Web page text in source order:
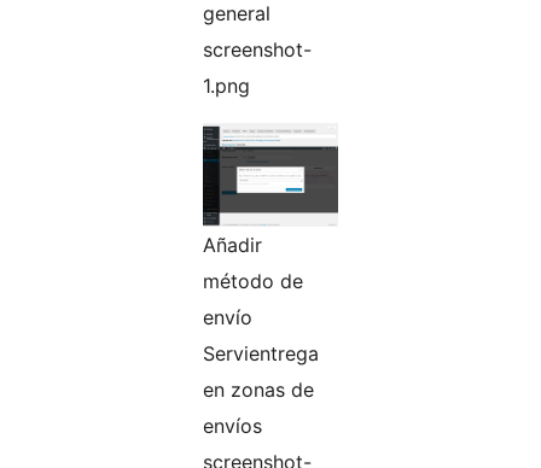
general
screenshot-
1.png
Añadir
método de
envío
Servientrega
en zonas de
envíos
screenshot-